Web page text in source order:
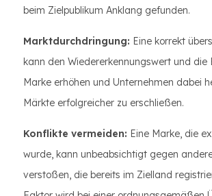
beim Zielpublikum Anklang gefunden.
Marktdurchdringung: Eine korrekt
kann den Wiedererkennungswert und die
Marke erhöhen und Unternehmen dabei
Märkte erfolgreicher zu erschließen.
Konflikte vermeiden: Eine Marke, die
wurde, kann unbeabsichtigt gegen
verstoßen, die bereits im Zielland